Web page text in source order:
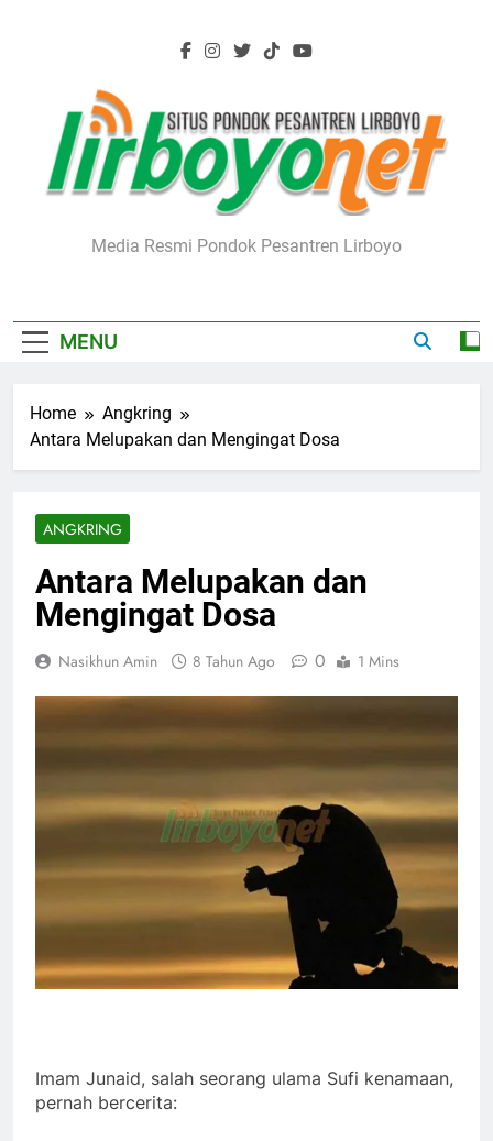
Lirboyo.net
Media Resmi Pondok Pesantren Lirboyo
MENU
Home
Angkring
Antara Melupakan dan Mengingat Dosa
ANGKRING
Antara Melupakan dan
Mengingat Dosa
Nasikhun Amin 8 Tahun Ago 0 1 Mins
Imam Junaid, salah seorang ulama Sufi kenamaan,
pernah bercerita: